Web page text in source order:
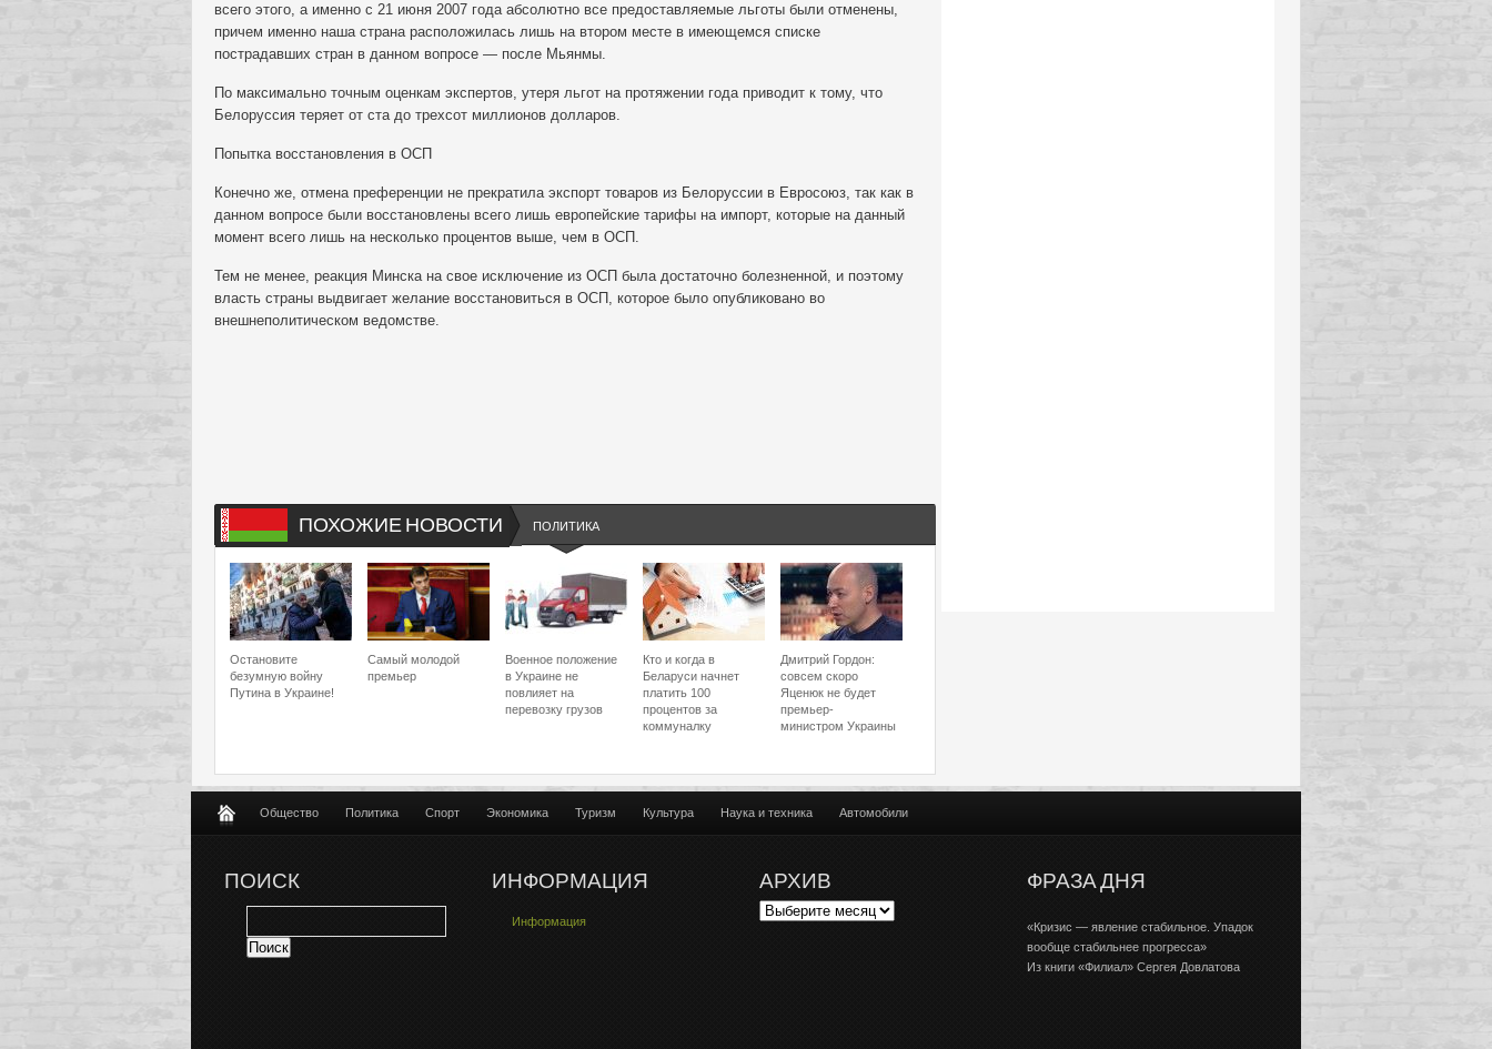
всего этого, а именно с 21 июня 2007 года абсолютно все предоставляемые льготы были отменены,
причем именно наша страна расположилась лишь на втором месте в имеющемся списке
пострадавших стран в данном вопросе — после Мьянмы.
По максимально точным оценкам экспертов, утеря льгот на протяжении года приводит к тому, что
Белоруссия теряет от ста до трехсот миллионов долларов.
Попытка восстановления в ОСП
Конечно же, отмена преференции не прекратила экспорт товаров из Белоруссии в Евросоюз, так как в
данном вопросе были восстановлены всего лишь европейские тарифы на импорт, которые на данный
момент всего лишь на несколько процентов выше, чем в ОСП.
Тем не менее, реакция Минска на свое исключение из ОСП была достаточно болезненной, и поэтому
власть страны выдвигает желание восстановиться в ОСП, которое было опубликовано во
внешнеполитическом ведомстве.
ПОХОЖИЕ НОВОСТИ ПОЛИТИКА
Остановите
безумную войну
Путина в Украине!
Самый молодой
премьер
Военное положение
в Украине не
повлияет на
перевозку грузов
Кто и когда в
Беларуси начнет
платить 100
процентов за
коммуналку
Дмитрий Гордон:
совсем скоро
Яценюк не будет
премьер-
министром Украины
Общество Политика Спорт Экономика Туризм Культура Наука и техника Автомобили
ПОИСК ИНФОРМАЦИЯ
Информация
АРХИВ ФРАЗА ДНЯ
«Кризис — явление стабильное. Упадок
вообще стабильнее прогресса»
Из книги «Филиал» Сергея Довлатова